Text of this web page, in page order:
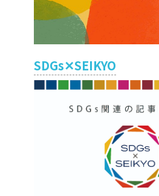
SDGs✕SEIKYO